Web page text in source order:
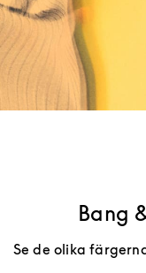
Bang
Se de olika